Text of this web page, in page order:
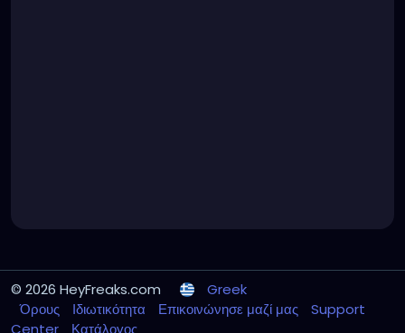
© 2026 HeyFreaks.com
Greek
Όρους
Ιδιωτικότητα Επικοινώνησε μαζί μας
Support
Center
Κατάλογος